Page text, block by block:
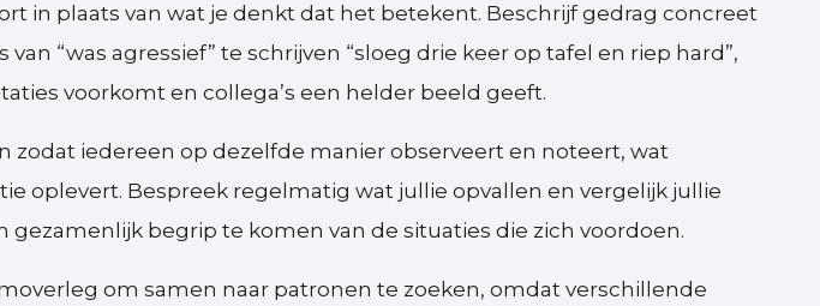
in plaats van wat je denkt dat het betekent. Beschrijf gedrag concreet
“was agressief” te schrijven “sloeg drie keer op tafel en riep hard”,
voorkomt en collega’s een helder beeld geeft.
zodat iedereen op dezelfde manier observeert en noteert, wat
oplevert. Bespreek regelmatig wat jullie opvallen en vergelijk jullie
begrip te komen van de situaties die zich voordoen.
om samen naar patronen te zoeken, omdat verschillende